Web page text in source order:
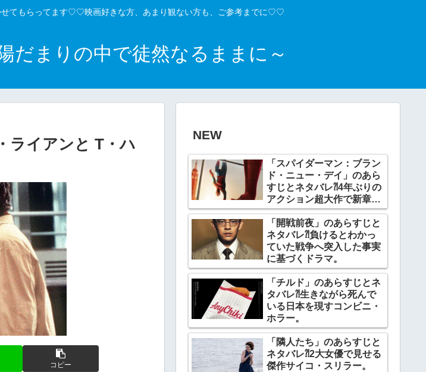
せてもらってます♡♡映画好きな方、あまり観ない方も、ご参考までに♡♡
だまりの中で徒然なるままに～
ライアンと T・ハ
コピー
NEW
「スパイダーマン：ブラン
ド・ニュー・デイ」のあら
すじとネタバレ⁈4年ぶりの
アクション超大作で新章開
幕。
「開戦前夜」のあらすじと
ネタバレ⁈負けるとわかっ
ていた戦争へ突入した事実
に基づくドラマ。
「チルド」のあらすじとネ
タバレ⁈生きながら死んで
いる日本を現すコンビニ・
ホラー。
「隣人たち」のあらすじと
ネタバレ⁈2大女優で見せる
傑作サイコ・スリラー。